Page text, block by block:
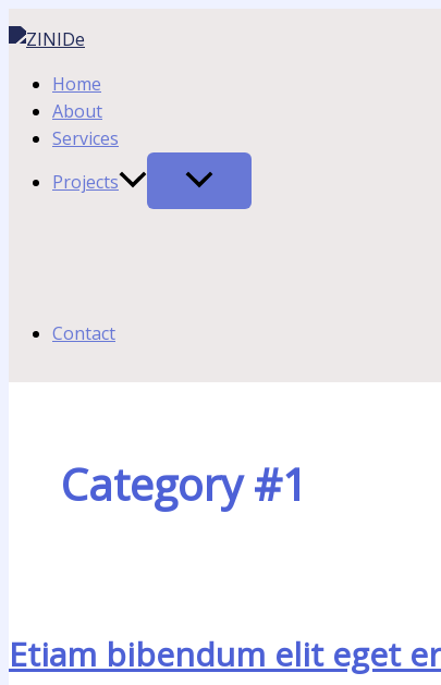
텐
Home
About
Services
Projects
Contact
Category #1
Etiam bibendum elit eget
bibendum
eget
erat
id
autem
eum
iure
ipsum
amet